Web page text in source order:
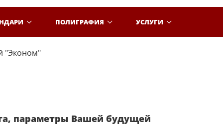
ПОЛИГРАФИЯ УСЛУГИ
"Эконом"
параметры Вашей будущей